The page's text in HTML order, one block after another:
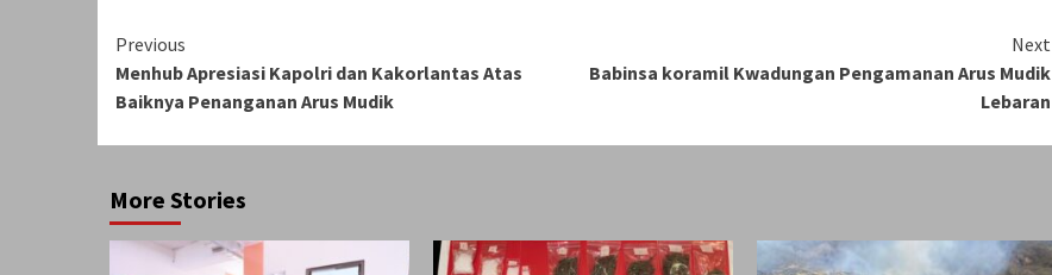
Continue
Reading
Previous
Menhub Apresiasi Kapolri dan Kakorlantas Atas
Baiknya Penanganan Arus Mudik
Next
Babinsa koramil Kwadungan Pengamanan Arus Mudik
Lebaran
More Stories